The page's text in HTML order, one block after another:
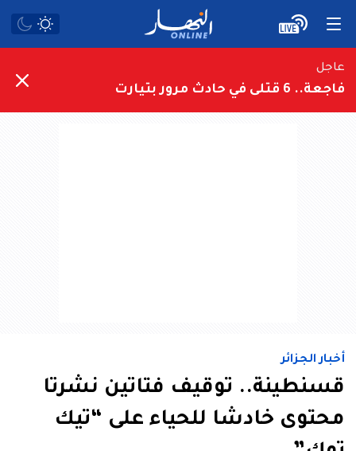
عاجل
فاجعة.. 6 قتلى في حادث مرور بتيارت
أخبار الجزائر
قسنطينة.. توقيف فتاتين نشرتا
محتوى خادشا للحياء على “تيك